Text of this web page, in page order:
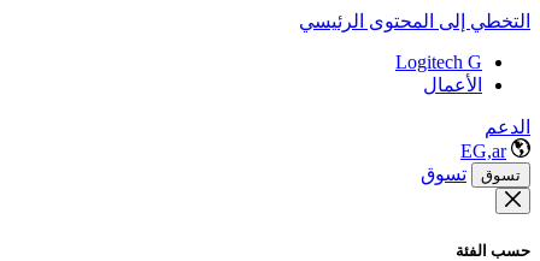
التخطي إلى المحتوى الرئيسي
Logitech G
الأعمال
الدعم
EG,ar
تسوق تسوق
حسب الفئة